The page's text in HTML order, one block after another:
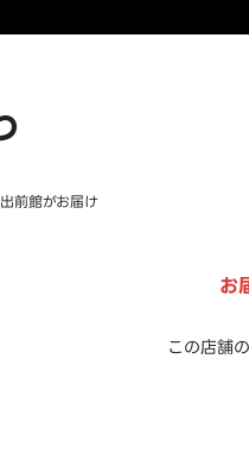
出前館がお届け
お
この店舗